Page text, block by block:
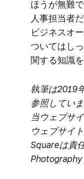
ほうが​無難
人事担当者
ビジネスオ
ついて​は​し
関する​知識
執筆は​2019
参照していま
当ウェブサ
ウェブサイ
Squareは​責